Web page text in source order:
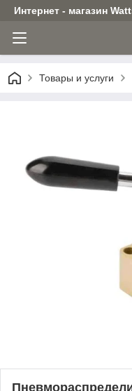
Интернет - магазин
Товары и услуги